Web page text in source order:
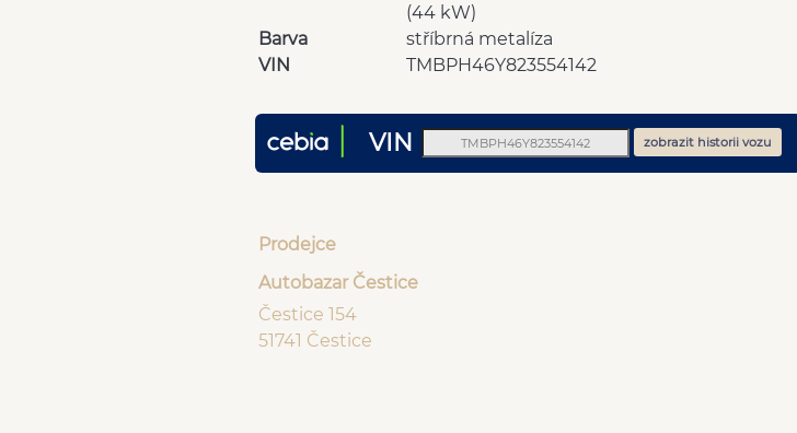
(44 kW)
Barva
stříbrná metalíza
VIN
TMBPH46Y823554142
VIN zobrazit historii vozu
Prodejce
Autobazar Čestice
Čestice 154
51741 Čestice